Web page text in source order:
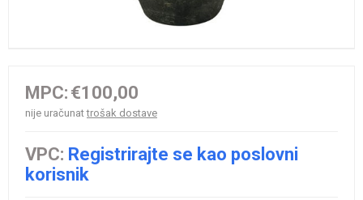
MPC: €100,00
nije uračunattrošak dostave
VPC: Registrirajte se kao poslovni
korisnik